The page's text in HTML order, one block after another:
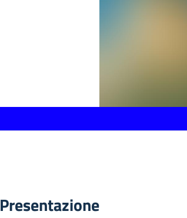
Presentazione